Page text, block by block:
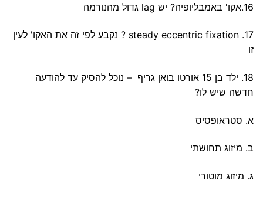
16.אקו' באמבליופיה? יש lag גדול מהנורמה
17. steady eccentric fixation ? נקבע לפי זה את האקו' לעין
זו
18. ילד בן 15 אורטו בואן גריף – נוכל להסיק עד להודעה
חדשה שיש לו?
א. סטראופסיס
ב. מיזוג תחושתי
ג. מיזוג מוטורי